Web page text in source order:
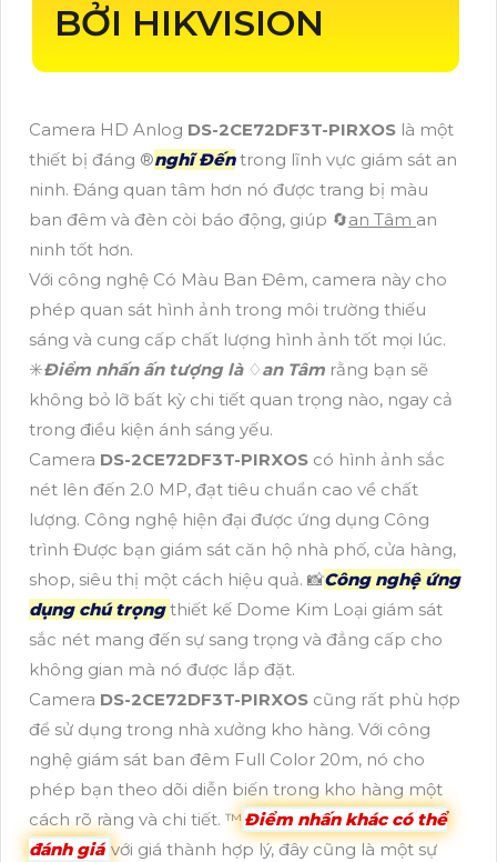
BỞI HIKVISION
Camera HD Anlog DS-2CE72DF3T-PIRXOS là một
thiết bị đáng ®️nghĩ Đếntrong lĩnh vực giám sát an
ninh. Đáng quan tâm hơn nó được trang bị màu
ban đêm và đèn còi báo động, giúp 🔄an Tâm an
ninh tốt hơn.
Với công nghệ Có Màu Ban Đêm, camera này cho
phép quan sát hình ảnh trong môi trường thiếu
sáng và cung cấp chất lượng hình ảnh tốt mọi lúc.
✳️Điểm nhấn ấn tượng là♢an Tâm rằng bạn sẽ
không bỏ lỡ bất kỳ chi tiết quan trọng nào, ngay cả
trong điều kiện ánh sáng yếu.
Camera DS-2CE72DF3T-PIRXOS có hình ảnh sắc
nét lên đến 2.0 MP, đạt tiêu chuẩn cao về chất
lượng. Công nghệ hiện đại được ứng dụng Công
trình Được bạn giám sát căn hộ nhà phố, cửa hàng,
shop, siêu thị một cách hiệu quả. 📸Công nghệ ứng
dụng chú trọngthiết kế Dome Kim Loại giám sát
sắc nét mang đến sự sang trọng và đẳng cấp cho
không gian mà nó được lắp đặt.
Camera DS-2CE72DF3T-PIRXOS cũng rất phù hợp
để sử dụng trong nhà xưởng kho hàng. Với công
nghệ giám sát ban đêm Full Color 20m, nó cho
phép bạn theo dõi diễn biến trong kho hàng một
cách rõ ràng và chi tiết. ™️ Điểm nhấn khác có thể
đánh giá với giá thành hợp lý, đây cũng là một sự